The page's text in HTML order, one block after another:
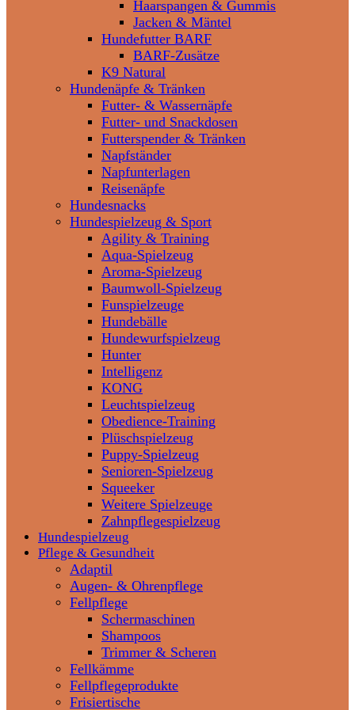
Haarspangen & Gummis
Jacken & Mäntel
Hundefutter BARF
BARF-Zusätze
K9 Natural
Hundenäpfe & Tränken
Futter- & Wassernäpfe
Futter- und Snackdosen
Futterspender & Tränken
Napfständer
Napfunterlagen
Reisenäpfe
Hundesnacks
Hundespielzeug & Sport
Agility & Training
Aqua-Spielzeug
Aroma-Spielzeug
Baumwoll-Spielzeug
Funspielzeuge
Hundebälle
Hundewurfspielzeug
Hunter
Intelligenz
KONG
Leuchtspielzeug
Obedience-Training
Plüschspielzeug
Puppy-Spielzeug
Senioren-Spielzeug
Squeeker
Weitere Spielzeuge
Zahnpflegespielzeug
Hundespielzeug
Pflege & Gesundheit
Adaptil
Augen- & Ohrenpflege
Fellpflege
Schermaschinen
Shampoos
Trimmer & Scheren
Fellkämme
Fellpflegeprodukte
Frisiertische